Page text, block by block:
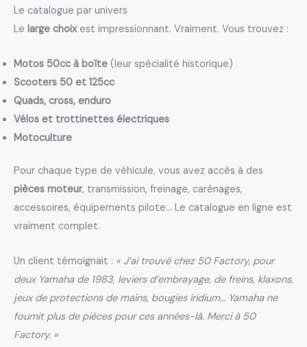
Le catalogue par univers
Le large choixest impressionnant. Vraiment. Vous trouvez :
Motos 50cc à boîte (leur spécialité historique)
Scooters 50 et 125cc
Quads, cross, enduro
Vélos et trottinettes électriques
Motoculture
Pour chaque type de véhicule, vous avez accès à des
pièces moteur, transmission, freinage, carénages,
accessoires, équipements pilote… Le catalogue en ligne est
vraiment complet.
Un client témoignait : « J’ai trouvé chez 50 Factory, pour
deux Yamaha de 1983, leviers d’embrayage, de freins, klaxons,
jeux de protections de mains, bougies iridium… Yamaha ne
fournit plus de pièces pour ces années-là. Merci à 50
Factory. »